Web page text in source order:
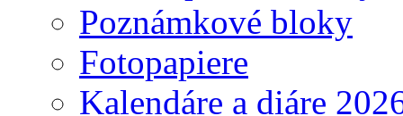
Poznámkové bloky
Fotopapiere
Kalendáre a diáre